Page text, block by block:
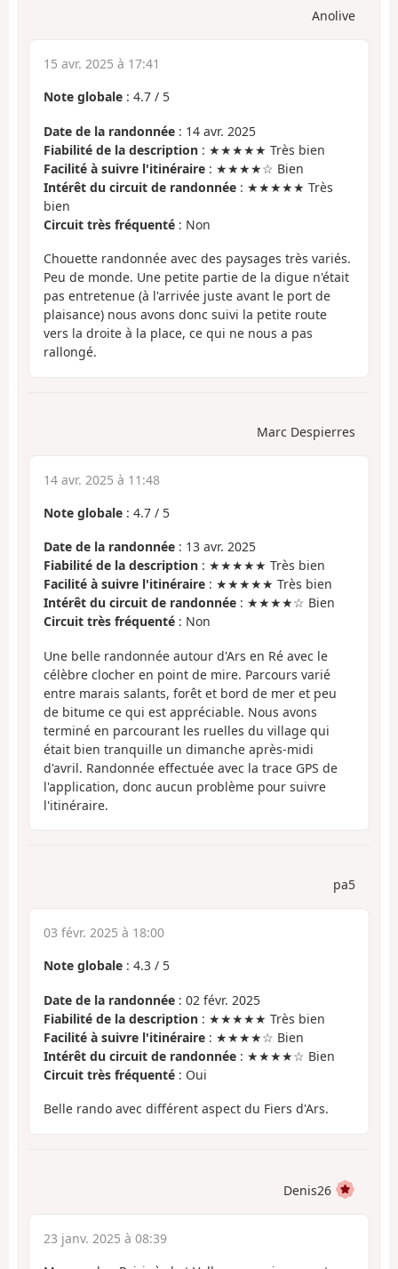
Anolive
15 avr. 2025 à 17:41
Note globale : 4.7 / 5
Date de la randonnée : 14 avr. 2025
Fiabilité de la description : ★★★★★ Très bien
Facilité à suivre l'itinéraire : ★★★★☆ Bien
Intérêt du circuit de randonnée : ★★★★★ Très
bien
Circuit très fréquenté : Non
Chouette randonnée avec des paysages très variés.
Peu de monde. Une petite partie de la digue n'était
pas entretenue (à l'arrivée juste avant le port de
plaisance) nous avons donc suivi la petite route
vers la droite à la place, ce qui ne nous a pas
rallongé.
Marc Despierres
14 avr. 2025 à 11:48
Note globale : 4.7 / 5
Date de la randonnée : 13 avr. 2025
Fiabilité de la description : ★★★★★ Très bien
Facilité à suivre l'itinéraire : ★★★★★ Très bien
Intérêt du circuit de randonnée : ★★★★☆ Bien
Circuit très fréquenté : Non
Une belle randonnée autour d'Ars en Ré avec le
célèbre clocher en point de mire. Parcours varié
entre marais salants, forêt et bord de mer et peu
de bitume ce qui est appréciable. Nous avons
terminé en parcourant les ruelles du village qui
était bien tranquille un dimanche après-midi
d'avril. Randonnée effectuée avec la trace GPS de
l'application, donc aucun problème pour suivre
l'itinéraire.
pa5
03 févr. 2025 à 18:00
Note globale : 4.3 / 5
Date de la randonnée : 02 févr. 2025
Fiabilité de la description : ★★★★★ Très bien
Facilité à suivre l'itinéraire : ★★★★☆ Bien
Intérêt du circuit de randonnée : ★★★★☆ Bien
Circuit très fréquenté : Oui
Belle rando avec différent aspect du Fiers d'Ars.
Denis26
23 janv. 2025 à 08:39